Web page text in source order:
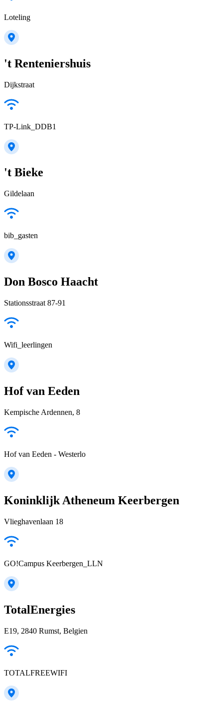
Loteling
't Renteniershuis
Dijkstraat
TP-Link_DDB1
't Bieke
Gildelaan
bib_gasten
Don Bosco Haacht
Stationsstraat 87-91
Wifi_leerlingen
Hof van Eeden
Kempische Ardennen, 8
Hof van Eeden - Westerlo
Koninklijk Atheneum Keerbergen
Vlieghavenlaan 18
GO!Campus Keerbergen_LLN
TotalEnergies
E19, 2840 Rumst, Belgien
TOTALFREEWIFI